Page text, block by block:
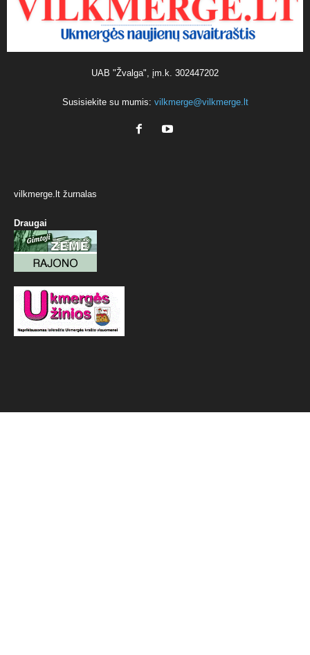
UAB "Žvalga", įm.k. 302447202
Susisiekite su mumis: vilkmerge@vilkmerge.lt
vilkmerge.lt žurnalas
Draugai